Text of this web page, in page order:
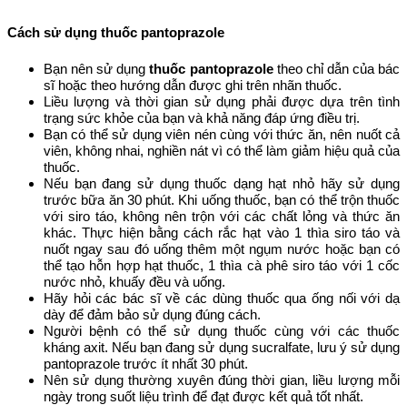
Cách sử dụng thuốc pantoprazole
Bạn nên sử dụngthuốc pantoprazoletheo chỉ dẫn của bác
sĩ hoặc theo hướng dẫn được ghi trên nhãn thuốc.
Liều lượng và thời gian sử dụng phải được dựa trên tình
trạng sức khỏe của bạn và khả năng đáp ứng điều trị.
Bạn có thể sử dụng viên nén cùng với thức ăn, nên nuốt cả
viên, không nhai, nghiền nát vì có thể làm giảm hiệu quả của
thuốc.
Nếu bạn đang sử dụng thuốc dạng hạt nhỏ hãy sử dụng
trước bữa ăn 30 phút. Khi uống thuốc, bạn có thể trộn thuốc
với siro táo, không nên trộn với các chất lỏng và thức ăn
khác. Thực hiện bằng cách rắc hạt vào 1 thìa siro táo và
nuốt ngay sau đó uống thêm một ngụm nước hoặc bạn có
thể tạo hỗn hợp hạt thuốc, 1 thìa cà phê siro táo với 1 cốc
nước nhỏ, khuấy đều và uống.
Hãy hỏi các bác sĩ về các dùng thuốc qua ống nối với dạ
dày để đảm bảo sử dụng đúng cách.
Người bệnh có thể sử dụng thuốc cùng với các thuốc
kháng axit. Nếu bạn đang sử dụng sucralfate, lưu ý sử dụng
pantoprazole trước ít nhất 30 phút.
Nên sử dụng thường xuyên đúng thời gian, liều lượng mỗi
ngày trong suốt liệu trình để đạt được kết quả tốt nhất.